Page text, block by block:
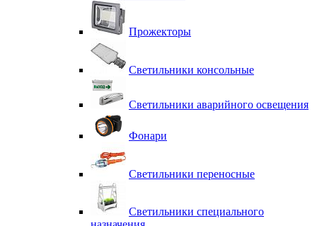
Прожекторы
Светильники консольные
Светильники аварийного освещения
Фонари
Светильники переносные
Светильники специального